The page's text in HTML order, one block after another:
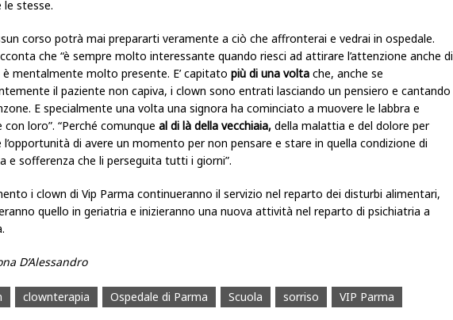
le stesse.
corso potrà mai prepararti veramente a ciò che affronterai e vedrai in ospedale.
che “è sempre molto interessante quando riesci ad attirare l’attenzione anche di
è mentalmente molto presente. E’ capitato più di una volta che, anche se
il paziente non capiva, i clown sono entrati lasciando un pensiero e cantando
E specialmente una volta una signora ha cominciato a muovere le labbra e
con loro”. “Perché comunque al di là della vecchiaia, della malattia e del dolore per
l’opportunità di avere un momento per non pensare e stare in quella condizione di
e sofferenza che li perseguita tutti i giorni”.
i clown di Vip Parma continueranno il servizio nel reparto dei disturbi alimentari,
quello in geriatria e inizieranno una nuova attività nel reparto di psichiatria a
D’Alessandro
clownterapia Ospedale di Parma Scuola sorriso VIP Parma